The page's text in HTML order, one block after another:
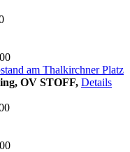
am Thalkirchner Platz
OV STOFF, Details